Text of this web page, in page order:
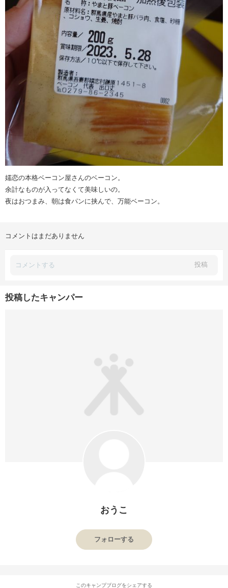
嬬恋の本格ベーコン屋さんのベーコン。
余計なものが入ってなくて美味しいの。
夜はおつまみ、朝は食パンに挟んで、万能ベーコン。
コメントはまだありません
投稿
投稿したキャンパー
おうこ
フォローする
このキャンプブログをシェアする